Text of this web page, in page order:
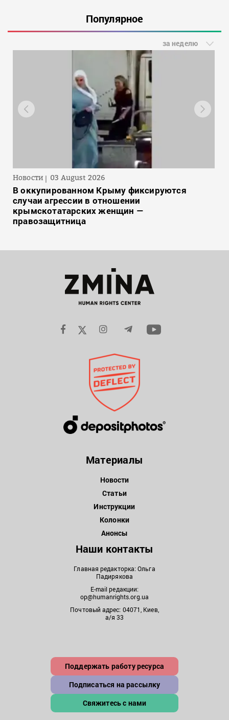
Популярное
за неделю
Новости 03 August 2026
В оккупированном Крыму фиксируются
случаи агрессии в отношении
крымскотатарских женщин —
правозащитница
Материалы
Новости
Статьи
Инструкции
Колонки
Анонсы
Наши контакты
Главная редакторка: Ольга
Падирякова
E-mail редакции:
op@humanrights.org.ua
Почтовый адрес: 04071, Киев,
а/я 33
Поддержать работу ресурса
Подписаться на рассылку
Свяжитесь с нами